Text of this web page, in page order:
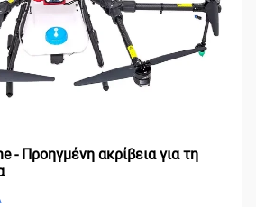
- Προηγμένη ακρίβεια για τη